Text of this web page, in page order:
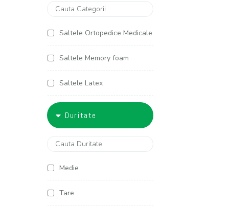
100x200
120x190
120x200
125x200
140x190
140x200
Saltele Ortopedice Medicale
Saltele Memory foam
Saltele Latex
Saltele Americane
Duritate
Medie
Tare